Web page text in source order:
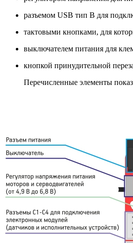
разъемом USB тип В для
тактовыми кнопками, для
выключателем питания для
кнопкой принудительной
Перечисленные элементы